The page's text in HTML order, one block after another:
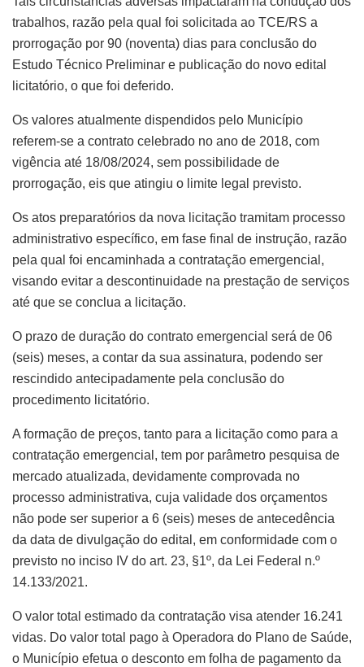
trabalhos, razão pela qual foi solicitada ao TCE/RS a
prorrogação por 90 (noventa) dias para conclusão do
Estudo Técnico Preliminar e publicação do novo edital
licitatório, o que foi deferido.
Os valores atualmente dispendidos pelo Município
referem-se a contrato celebrado no ano de 2018, com
vigência até 18/08/2024, sem possibilidade de
prorrogação, eis que atingiu o limite legal previsto.
Os atos preparatórios da nova licitação tramitam processo
administrativo específico, em fase final de instrução, razão
pela qual foi encaminhada a contratação emergencial,
visando evitar a descontinuidade na prestação de serviços
até que se conclua a licitação.
O prazo de duração do contrato emergencial será de 06
(seis) meses, a contar da sua assinatura, podendo ser
rescindido antecipadamente pela conclusão do
procedimento licitatório.
A formação de preços, tanto para a licitação como para a
contratação emergencial, tem por parâmetro pesquisa de
mercado atualizada, devidamente comprovada no
processo administrativa, cuja validade dos orçamentos
não pode ser superior a 6 (seis) meses de antecedência
da data de divulgação do edital, em conformidade com o
previsto no inciso IV do art. 23, §1º, da Lei Federal n.º
14.133/2021.
O valor total estimado da contratação visa atender 16.241
vidas. Do valor total pago à Operadora do Plano de Saúde,
o Município efetua o desconto em folha de pagamento da